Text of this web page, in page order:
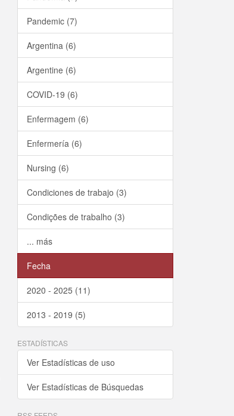
Pandemic (7)
Argentina (6)
Argentine (6)
COVID-19 (6)
Enfermagem (6)
Enfermería (6)
Nursing (6)
Condiciones de trabajo (3)
Condições de trabalho (3)
... más
Fecha
2020 - 2025 (11)
2013 - 2019 (5)
ESTADÍSTICAS
Ver Estadísticas de uso
Ver Estadísticas de Búsquedas